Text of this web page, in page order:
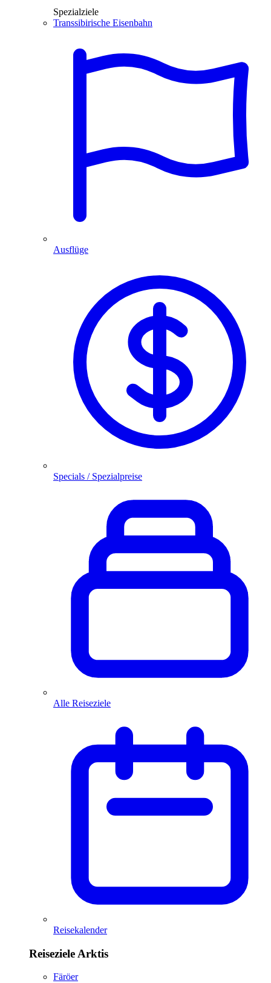
Spezialziele
Transsibirische Eisenbahn
Ausflüge
Specials / Spezialpreise
Alle Reiseziele
Reisekalender
Reiseziele Arktis
Färöer